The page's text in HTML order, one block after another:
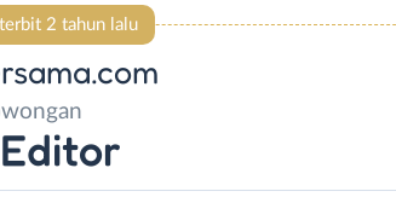
2 tahun lalu